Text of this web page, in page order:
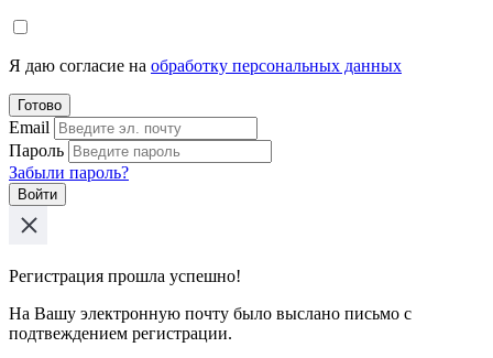
Я даю согласие на обработку персональных данных
Готово
Email
Пароль
Забыли пароль?
Войти
Регистрация прошла успешно!
На Вашу электронную почту было выслано письмо с
подтвеждением регистрации.